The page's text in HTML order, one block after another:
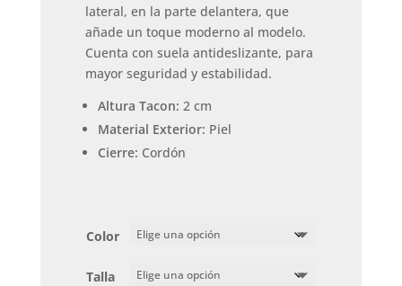
lateral, en la parte delantera, que
añade un toque moderno al modelo.
Cuenta con suela antideslizante, para
mayor seguridad y estabilidad.
Altura Tacon: 2 cm
Material Exterior: Piel
Cierre: Cordón
Color
Talla